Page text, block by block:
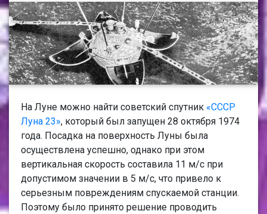
На Луне можно найти советский спутник «СССР
Луна 23», который был запущен 28 октября 1974
года. Посадка на поверхность Луны была
осуществлена успешно, однако при этом
вертикальная скорость составила 11 м/с при
допустимом значении в 5 м/с, что привело к
серьезным повреждениям спускаемой станции.
Поэтому было принято решение проводить